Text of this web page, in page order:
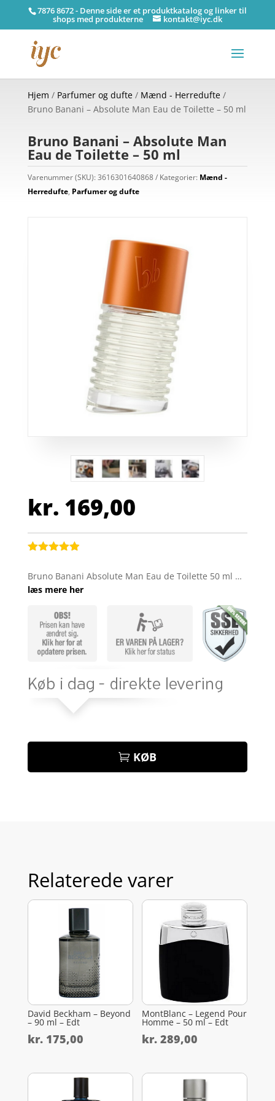
7876 8672 - Denne side er et produktkatalog og linker til
shops med produkterne kontakt@iyc.dk
Hjem / Parfumer og dufte/ Mænd - Herredufte/
Bruno Banani – Absolute Man Eau de Toilette – 50 ml
Bruno Banani – Absolute Man
Eau de Toilette – 50 ml
Varenummer (SKU):3616301640868 Kategorier: Mænd -
Herredufte, Parfumer og dufte
kr. 169,00
ud af 5
baseret på
Bruno Banani Absolute Man Eau de Toilette 50 ml …
læs mere her
KØB
Relaterede varer
David Beckham – Beyond
– 90 ml – Edt
kr.175,00
MontBlanc – Legend Pour
Homme – 50 ml – Edt
kr. 289,00